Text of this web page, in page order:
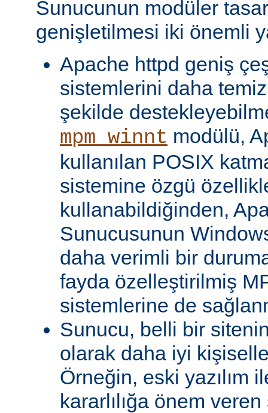
Sunucunun modüler
genişletilmesi iki önemli
Apache httpd geniş
sistemlerini daha
şekilde
mpm_winnt modülü,
kullanılan POSIX
sistemine özgü
kullanabildiğinden,
Sunucusunun
daha verimli bir
fayda özelleştirilmiş
sistemlerine de
Sunucu, belli bir
olarak daha iyi
Örneğin, eski yazılım
kararlılığa önem